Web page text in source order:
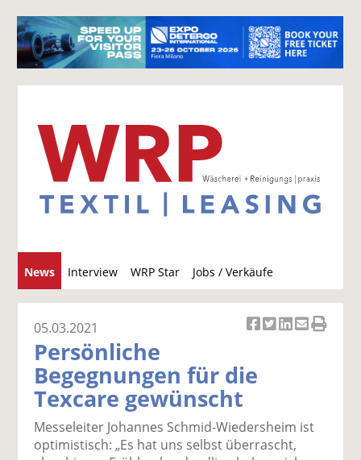
News Interview WRP Star Jobs / Verkäufe
u
c
k
uf
F
wi
tt
uf
Li
er
E
ru
05.03.2021
Persönliche
Begegnungen für die
Texcare gewünscht
Messeleiter Johannes Schmid-Wiedersheim ist
optimistisch: „Es hat uns selbst überrascht,